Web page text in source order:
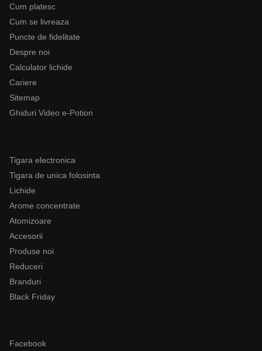
Cum platesc
Cum se livreaza
Puncte de fidelitate
Despre noi
Calculator lichide
Cariere
Sitemap
Ghiduri Video e-Potion
Tigara electronica
Tigara de unica folosinta
Lichide
Arome concentrate
Atomizoare
Accesorii
Produse noi
Reduceri
Branduri
Black Friday
Facebook